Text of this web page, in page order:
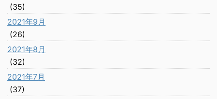
(35)
2021年9月
(26)
2021年8月
(32)
2021年7月
(37)